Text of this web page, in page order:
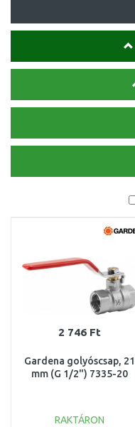
2 746 Ft
Gardena golyóscsap, 21
mm (G 1/2") 7335-20
RAKTÁRON